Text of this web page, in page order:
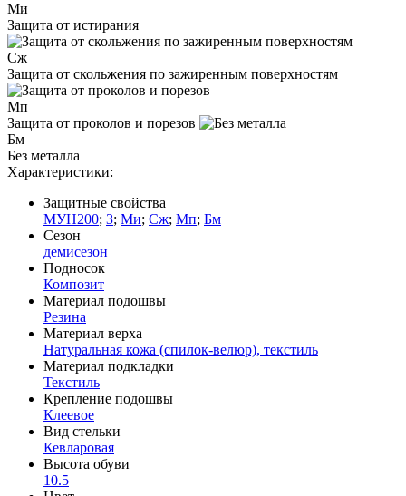
Ми
Защита от истирания
Сж
Защита от скольжения по зажиренным поверхностям
Мп
Защита от проколов и порезов
Бм
Без металла
Характеристики:
Защитные свойства
МУН200; З; Ми; Сж; Мп; Бм
Сезон
демисезон
Подносок
Композит
Материал подошвы
Резина
Материал верха
Натуральная кожа (спилок-велюр), текстиль
Материал подкладки
Текстиль
Крепление подошвы
Клеевое
Вид стельки
Кевларовая
Высота обуви
10.5